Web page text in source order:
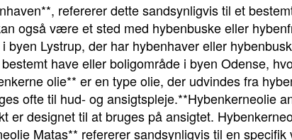
refererer dette sandsynligvis til et
også være et sted med hybenbuske eller
byen Lystrup, der har hybenhaver eller
have eller boligområde i byen Odense,
olie** er en type olie, der udvindes fra
ofte til hud- og ansigtspleje.**Hybenkerneolie
er designet til at bruges på ansigtet.
Matas** refererer sandsynligvis til en